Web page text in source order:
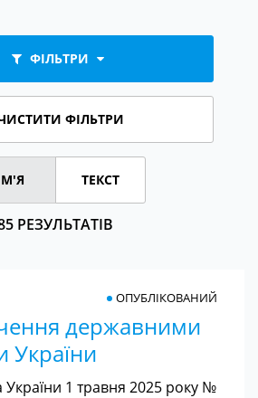
ФІЛЬТРИ
ФІЛЬТРИ
РЕЗУЛЬТАТІВ
ТЕКСТ
державними
України
ОПУБЛІКОВАНИЙ
1 травня 2025 року №